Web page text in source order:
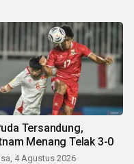
Tersandung,
Menang Telak 3-0
4 Agustus 2026